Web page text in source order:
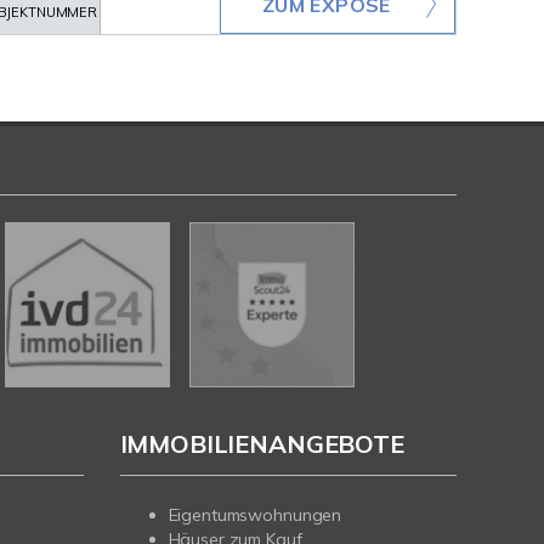
ZUM EXPOSÉ
IMMOBILIENANGEBOTE
Eigentumswohnungen
Häuser zum Kauf